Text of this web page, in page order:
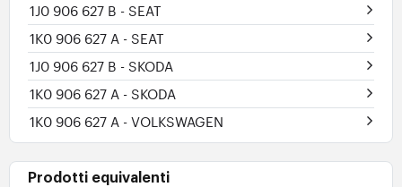
1J0 906 627 B - SEAT
1K0 906 627 A - SEAT
1J0 906 627 B - SKODA
1K0 906 627 A - SKODA
1K0 906 627 A - VOLKSWAGEN
Prodotti equivalenti